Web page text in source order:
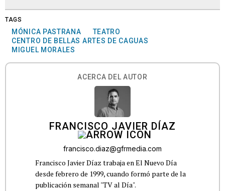
TAGS
MÓNICA PASTRANA
TEATRO
CENTRO DE BELLAS ARTES DE CAGUAS
MIGUEL MORALES
ACERCA DEL AUTOR
FRANCISCO JAVIER DÍAZ
francisco.diaz@gfrmedia.com
Francisco Javier Díaz trabaja en El Nuevo Día
desde febrero de 1999, cuando formó parte de la
publicación semanal "TV al Día".